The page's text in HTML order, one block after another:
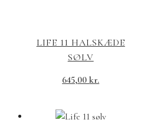
LIFE 11 HALSKÆDE
SØLV
645,00kr.